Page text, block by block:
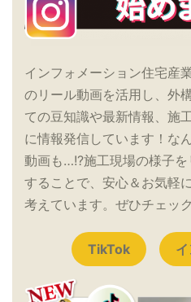
インフォメーション住宅産
のリール動画を活用し、外
ての豆知識や最新情報、施
に情報発信しています！な
動画も…!?施工現場の様子
することで、安心＆お気軽
考えています。ぜひチェッ
TikTok